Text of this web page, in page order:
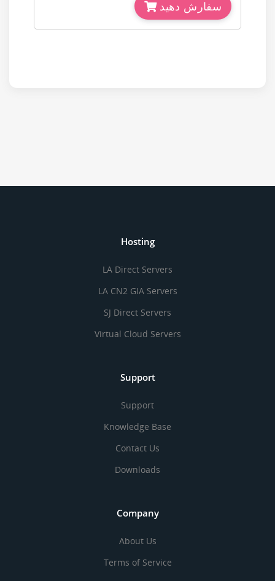
سفارش دهید
Hosting
LA Direct Servers
LA CN2 GIA Servers
SJ Direct Servers
Virtual Cloud Servers
Support
Support
Knowledge Base
Contact Us
Downloads
Company
About Us
Terms of Service